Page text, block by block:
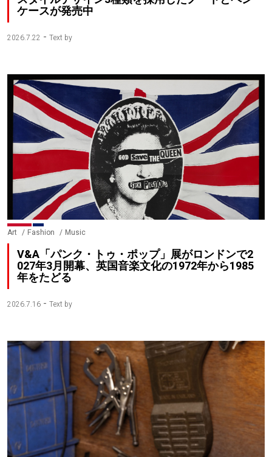
ケースが発売中
2026.7.22 - Text by
Art Fashion Music
V&A「パンク・トゥ・ポップ」展がロンドンで2
027年3月開幕、英国音楽文化の1972年から1985
年をたどる
2026.7.16 - Text by